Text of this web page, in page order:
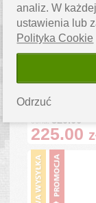
Nóż
cena: 329.00
225.00
analiz. W
ustawienia lub
Polityka Cookie
Odrzuć